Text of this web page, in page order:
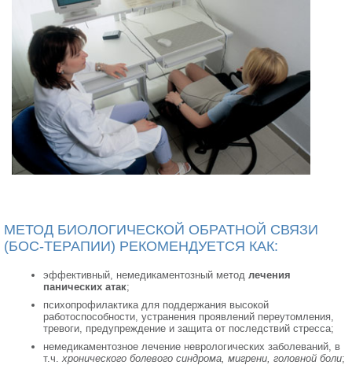
МЕТОД БИОЛОГИЧЕСКОЙ ОБРАТНОЙ СВЯЗИ
(БОС-ТЕРАПИИ) РЕКОМЕНДУЕТСЯ КАК:
эффективный, немедикаментозный метод лечения
панических атак;
психопрофилактика для поддержания высокой
работоспособности, устранения проявлений переутомления,
тревоги, предупреждение и защита от последствий стресса;
немедикаментозное лечение неврологических заболеваний, в
т.ч. хронического болевого синдрома, мигрени, головной боли;